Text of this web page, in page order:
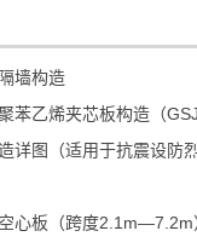
墙构造
苯乙烯夹芯板构造（GSJ
心板（跨度2.1m—7.2m